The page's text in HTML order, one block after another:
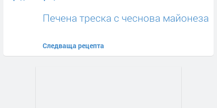
Печена треска с чеснова майонеза
Следваща рецепта